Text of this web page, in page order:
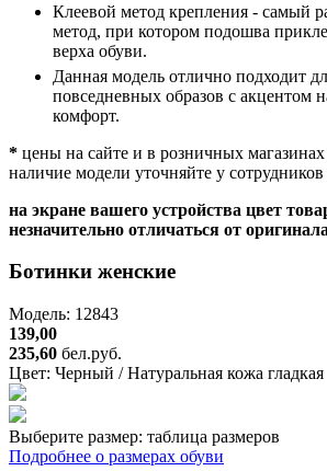
Клеевой метод крепления - самый
метод, при котором подошва
верха обуви.
Данная модель отлично подходит
повседневных образов с акцентом
комфорт.
* цены на сайте и в розничных магазинах
наличие модели уточняйте у сотрудников
на экране вашего устройства цвет
незначительно отличаться от оригинала
Ботинки женские
Модель: 12843
139,00
235,60 бел.руб.
Цвет: Черный / Натуральная кожа гладкая
Выберите размер: таблица размеров
Подробнее о размерах обуви